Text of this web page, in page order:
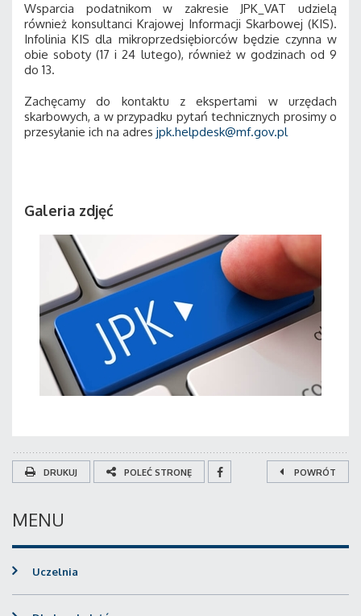
Wsparcia podatnikom w zakresie JPK_VAT udzielą
również konsultanci Krajowej Informacji Skarbowej (KIS).
Infolinia KIS dla mikroprzedsiębiorców będzie czynna w
obie soboty (17 i 24 lutego), również w godzinach od 9
do 13.
Zachęcamy do kontaktu z ekspertami w urzędach
skarbowych, a w przypadku pytań technicznych prosimy o
przesyłanie ich na adres jpk.helpdesk@mf.gov.pl
Galeria zdjęć
DRUKUJ POLEĆ STRONĘ POWRÓT
MENU
Uczelnia